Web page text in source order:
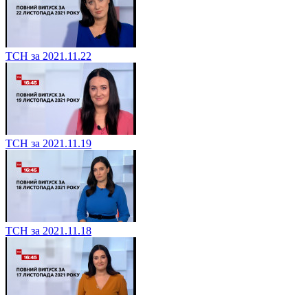
ТСН за 2021.11.22
ТСН за 2021.11.19
ТСН за 2021.11.18